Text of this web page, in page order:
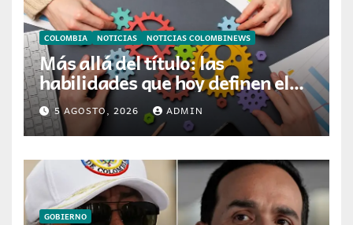
COLOMBIA NOTICIAS NOTICIAS COLOMBINEWS
Más allá del título: las
habilidades que hoy definen el
éxito profesional en Colombia
5 AGOSTO, 2026 ADMIN
GOBIERNO